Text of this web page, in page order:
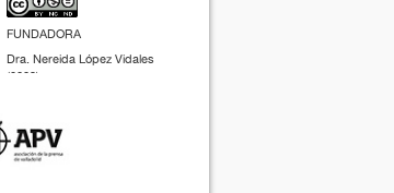
FUNDADORA
Dra. Nereida López Vidales
(2009).